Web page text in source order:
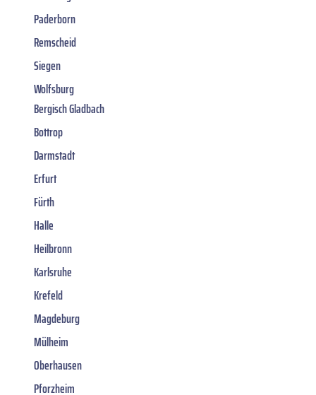
Paderborn
Remscheid
Siegen
Wolfsburg
Bergisch Gladbach
Bottrop
Darmstadt
Erfurt
Fürth
Halle
Heilbronn
Karlsruhe
Krefeld
Magdeburg
Mülheim
Oberhausen
Pforzheim